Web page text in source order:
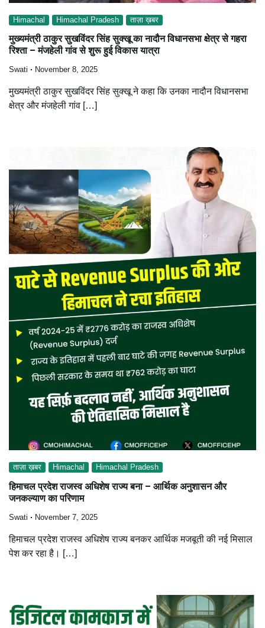
Himachal Himachal Pradesh ताज़ा ख़बर
मुख्यमंत्री ठाकुर सुखविंदर सिंह सुक्खू का नादौन विधानसभा क्षेत्र से गहरा
रिश्ता – मंजहेली गांव से शुरू हुई विकास यात्रा
Swati November 8, 2025
मुख्यमंत्री ठाकुर सुखविंदर सिंह सुक्खू ने कहा कि उनका नादौन विधानसभा
क्षेत्र और मंजहेली गांव […]
ताज़ा ख़बर Himachal Himachal Pradesh
हिमाचल प्रदेश राजस्व अधिशेष राज्य बना – आर्थिक अनुशासन और
जनकल्याण का परिणाम
Swati November 7, 2025
हिमाचल प्रदेश राजस्व अधिशेष राज्य बनकर आर्थिक मजबूती की नई मिसाल
पेश कर रहा है। […]